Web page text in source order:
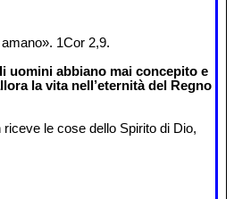
1Cor 2,9.
uomini abbiano mai concepito e
la vita nell’eternità del Regno
riceve le cose dello Spirito di Dio,